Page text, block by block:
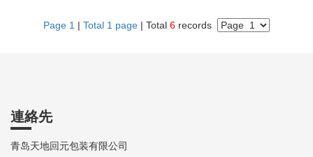
Page 1 | Total 1 page | Total 6 records
連絡先
青岛天地回元包装有限公司